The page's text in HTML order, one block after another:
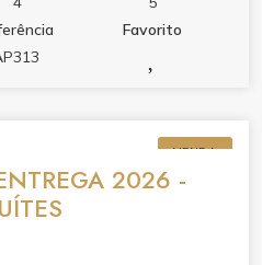
integrando lazer e
valoriza cada
playground e hall de
garantem praticidade.
Favorito
VENDA
2026 -